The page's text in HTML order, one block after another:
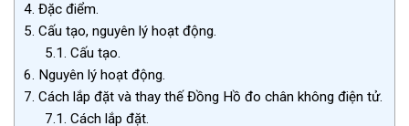
4. Đặc điểm.
5. Cấu tạo, nguyên lý hoạt động.
5.1. Cấu tạo.
6. Nguyên lý hoạt động.
7. Cách lắp đặt và thay thế Đồng Hồ đo chân không điện tử.
7.1. Cách lắp đặt.